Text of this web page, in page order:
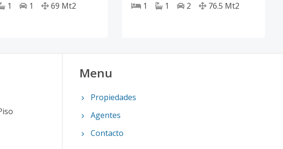
1 1 69 Mt2 1 1 2 76.5 Mt2
Menu
Propiedades
Agentes
Contacto